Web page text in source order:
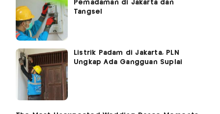
Pemadaman di Jakarta dan
Tangsel
Listrik Padam di Jakarta, PLN
Ungkap Ada Gangguan Suplai